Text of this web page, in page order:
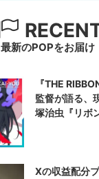
最新のPOPをお届け
『THE
監督が語る、
塚治虫『リボ
Xの収益配分